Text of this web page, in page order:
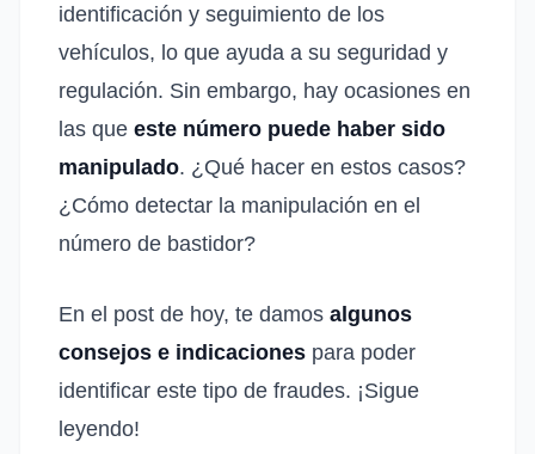
identificación y seguimiento de los
vehículos, lo que ayuda a su seguridad y
regulación. Sin embargo, hay ocasiones en
las que este número puede haber sido
manipulado. ¿Qué hacer en estos casos?
¿Cómo detectar la manipulación en el
número de bastidor?
En el post de hoy, te damos algunos
consejos e indicaciones para poder
identificar este tipo de fraudes. ¡Sigue
leyendo!